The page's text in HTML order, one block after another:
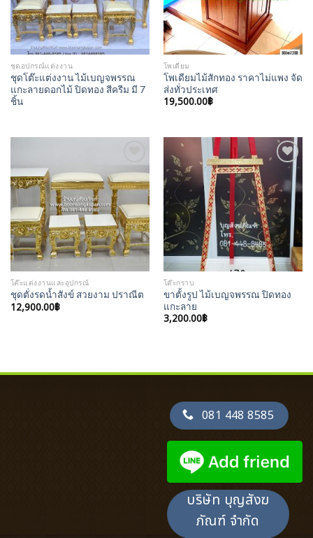
ชุดอปกรณ์แต่งงาน
ชุดโต๊ะแต่งงาน ไม้เบญจพรรณ
แกะลายดอกไม้ ปิดทอง สีครีม มี 7
ชิ้น
โพเดียม
โพเดียมไม้สักทอง ราคาไม่แพง จัด
ส่งทั่วประเทศ
19,500.00฿
Add to
Wishlist
โต๊ะแต่งงานและอุปกรณ์
ชุดตั่งรดน้ำสังข์ สวยงาม ปราณีต
12,900.00฿
Add to
Wishlist
โต๊ะกราบ
ขาตั้งรูป ไม้เบญจพรรณ ปิดทอง
แกะลาย
3,200.00฿
081 448 8585
บริษัท บุญสังฆ
ภัณฑ์ จำกัด